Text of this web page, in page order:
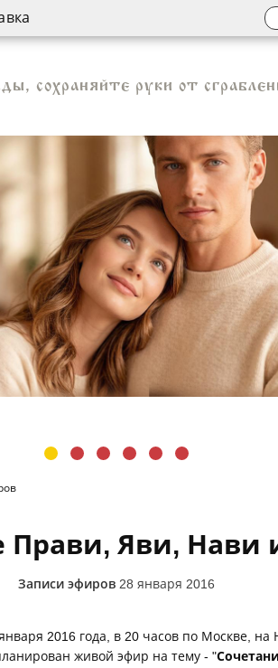
сохраняйте руки от
Прави, Яви, Нави
Записи эфиров 28 января 2016
2016 года, в 20 часов по Москве,
живой эфир на тему - "